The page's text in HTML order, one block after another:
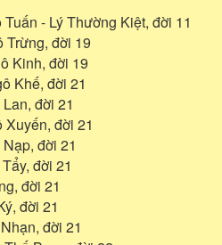
- Lý Thường Kiệt, đời 11
đời 19
Kinh, đời 19
Khế, đời 21
đời 21
đời 21
đời 21
đời 21
đời 21
đời 21
đời 21